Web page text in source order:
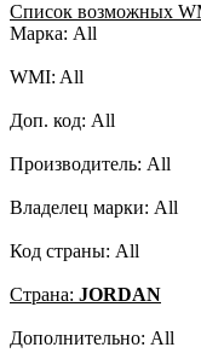
Список возможных
Марка: All
WMI: All
Доп. код: All
Производитель: All
Владелец марки: All
Код страны: All
Страна: JORDAN
Дополнительно: All